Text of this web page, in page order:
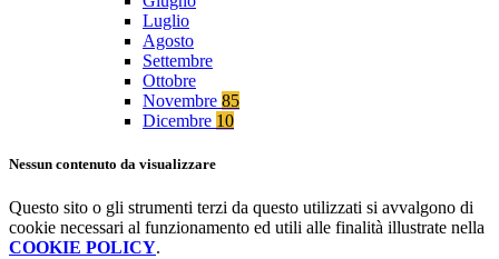
Luglio
Agosto
Settembre
Ottobre
Novembre 85
Dicembre 10
Nessun contenuto da visualizzare
Questo sito o gli strumenti terzi da questo utilizzati si avvalgono di
cookie necessari al funzionamento ed utili alle finalità illustrate nella
COOKIE POLICY.